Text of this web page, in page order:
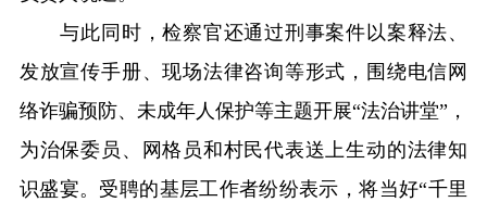
与此同时，检察官还通过刑事案件以案释法、
发放宣传手册、现场法律咨询等形式，围绕电信网
络诈骗预防、未成年人保护等主题开展“法治讲堂”，
为治保委员、网格员和村民代表送上生动的法律知
识盛宴。受聘的基层工作者纷纷表示，将当好“千里